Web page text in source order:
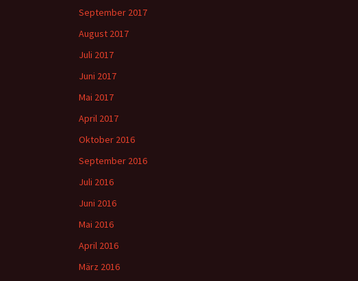
September 2017
August 2017
Juli 2017
Juni 2017
Mai 2017
April 2017
Oktober 2016
September 2016
Juli 2016
Juni 2016
Mai 2016
April 2016
März 2016